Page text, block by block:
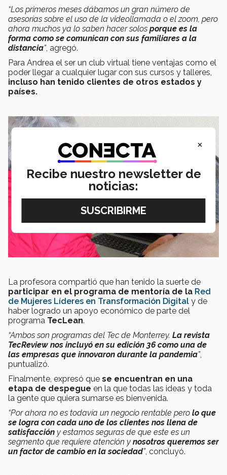
“Los primeros meses dábamos un gran número de
asesorías sobre el uso de la videollamada o el zoom, pero
ahora muchos ya lo saben hacer solos porque es la
forma como se comunican con sus familiares a la
distancia”, agregó.
Para Andrea el ser un club virtual tiene ventajas como el
poder llegar a cualquier lugar con sus cursos y talleres,
incluso han tenido clientes de otros estados y
países.
La profesora compartió que han tenido la suerte de
participar en el programa de mentoría de la Red
de Mujeres Líderes en Transformación Digital y de
haber logrado un apoyo económico de parte del
programa TecLean.
“Ambos son programas del Tec de Monterrey. La revista
TecReview nos incluyó en su edición 36 como una de
las empresas que innovaron durante la pandemia”,
puntualizó.
Finalmente, expresó que se encuentran en una
etapa de despegue en la que todas las ideas y toda
la gente que quiera sumarse es bienvenida.
“Por ahora no es todavía un negocio rentable pero lo que
se logra con cada uno de los clientes nos llena de
satisfacción y estamos seguras de que este es un
segmento que requiere atención y nosotros queremos ser
un factor de cambio en la sociedad”, concluyó.
×
Recibe nuestro newsletter de
noticias: